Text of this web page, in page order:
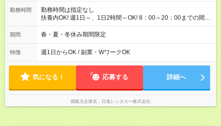
勤務時間
勤務時間は指定なし
扶養内OK! 週1日～、1日2時間～OK! 8：00～20：00までの間
で、1～8時間 2か月限定、 1ヶ月、100時間まで
期間 春・夏・冬休み期間限定
特徴 週1日からOK / 副業・WワークOK
気になる！ 応募する 詳細へ
掲載元企業名 日進レンタカー株式会社